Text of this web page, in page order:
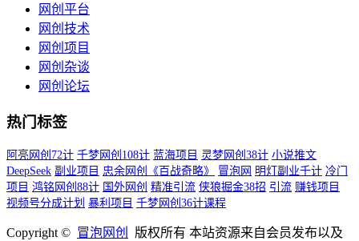
网创平台
网创技术
网创项目
网创杂谈
网创论坛
热门标签
阿亮网创72计 千梦网创108计 蓝海项目 灵梦网创38计 小说推文
DeepSeek 副业项目 忠余网创《百战奇略》 冒泡网 明灯副业千计 冷门
项目 鸿铭网创88计 国外网创 精准引流 侠狼掘金38招 引流 赚钱项目
视频号分成计划 暴利项目 千梦网创36计课程
Copyright © 冒泡网创
版权所有 本站资源来自会员发布以及